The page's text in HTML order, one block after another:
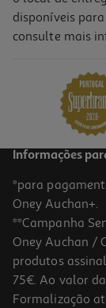
disponíveis
consulte mais
Informações
*para
Oney Auchan+.
**Campanha
Oney Auchan /
produtos
75€. Ao valor
Formalização